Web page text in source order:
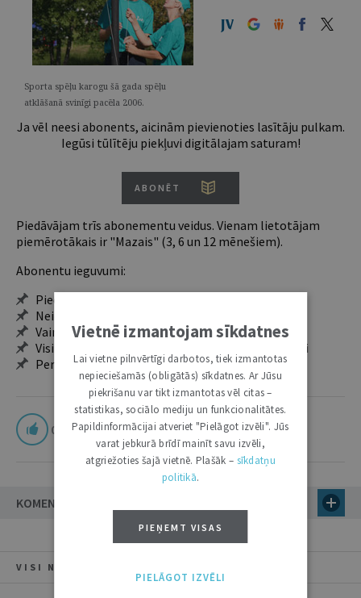
Sporta spēļu karogu šā gada spēļu
atklāšanā svinīgi pacēla 2006.
Ja vēl neesi abonents, aicinām pievienoties lasītāju pulkam.
Iegūsi tūlītēju piekļuvi digitālajam saturam!
ABONĒT
Piedāvājam trīs abonementu veidus. Vienam lietotājam
piemērotākais ir "Mazais" (3, 6 un 12 mēnešiem).
Abonentu ieguvumi:
Pieeja jaunākajam izdevumam
Neierobežota pieeja arhīvam – 24 h/7 d.
Vairāk nekā 18 000 rakstu un 2000 autoru
Visi tematiskie numuri un ikgadējie grāmatžurnāli
Personalizētās iespējas – piezīmes, citāti, mapes
0
KOMENTĀRI (1)
VISI NUMURA RAKSTI
Vietnē izmantojam sīkdatnes
Lai vietne pilnvērtīgi darbotos, tiek izmantotas
nepieciešamās (obligātās) sīkdatnes. Ar Jūsu
piekrišanu var tikt izmantotas vēl citas –
statistikas, sociālo mediju un funkcionalitātes.
Papildinformācijai atveriet "Pielāgot izvēli". Jūs
varat jebkurā brīdī mainīt savu izvēli,
atgriežoties šajā vietnē. Plašāk – sīkdatņu
politikā.
PIEŅEMT VISAS
PIELĀGOT IZVĒLI